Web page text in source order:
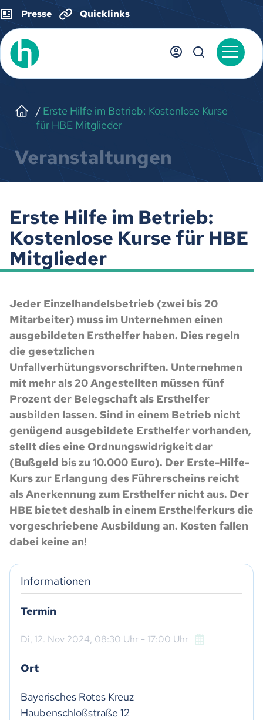
Presse Quicklinks
Erste Hilfe im Betrieb: Kostenlose Kurse
für HBE Mitglieder
Veranstaltungen
Erste Hilfe im Betrieb:
Kostenlose Kurse für HBE
Mitglieder
Jeder Einzelhandelsbetrieb (zwei bis 20
Mitarbeiter) muss im Unternehmen einen
ausgebildeten Ersthelfer haben. Dies regeln
die gesetzlichen
Unfallverhütungsvorschriften. Unternehmen
mit mehr als 20 Angestellten müssen fünf
Prozent der Belegschaft als Ersthelfer
ausbilden lassen. Sind in einem Betrieb nicht
genügend ausgebildete Ersthelfer vorhanden,
stellt dies eine Ordnungswidrigkeit dar
(Bußgeld bis zu 10.000 Euro). Der Erste-Hilfe-
Kurs zur Erlangung des Führerscheins reicht
als Anerkennung zum Ersthelfer nicht aus. Der
HBE bietet deshalb in einem Ersthelferkurs die
vorgeschriebene Ausbildung an. Kosten fallen
dabei keine an!
Informationen
Termin
Di, 12. Nov 2024, 08:30 Uhr - 17:00 Uhr
Ort
Bayerisches Rotes Kreuz
Haubenschloßstraße 12